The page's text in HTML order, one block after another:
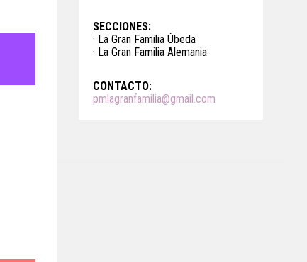
SECCIONES:
· La Gran Familia Úbeda
· La Gran Familia Alemania
CONTACTO:
pmlagranfamilia@gmail.com